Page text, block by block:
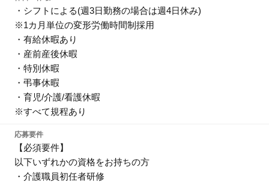
・シフトによる(週3日勤務の場合は週4日休み)
※1カ月単位の変形労働時間制採用
・有給休暇あり
・産前産後休暇
・特別休暇
・弔事休暇
・育児/介護/看護休暇
※すべて規程あり
応募要件
【必須要件】
以下いずれかの資格をお持ちの方
・介護職員初任者研修